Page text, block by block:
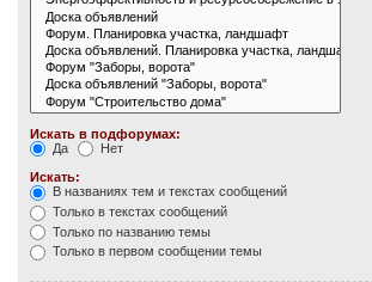
Искать в подфорумах:
Да
Нет
Искать:
В названиях тем и текстах сообщений
Только в текстах сообщений
Только по названию темы
Только в первом сообщении темы